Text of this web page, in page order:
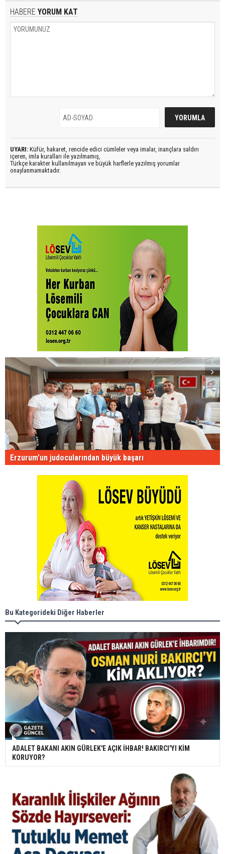
HABERE YORUM KAT
UYARI: Küfür, hakaret, rencide edici cümleler veya imalar, inançlara saldırı
içeren, imla kuralları ile yazılmamış,
Türkçe karakter kullanılmayan ve büyük harflerle yazılmış yorumlar
onaylanmamaktadır.
Erzurum'un judocularından büyük başarı
Bu Kategorideki Diğer Haberler
ADALET BAKANI AKIN GÜRLEK'E AÇIK İHBAR! BAKIRCI'YI KİM
KORUYOR?